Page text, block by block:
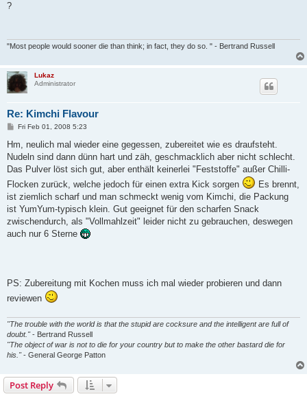
?
"Most people would sooner die than think; in fact, they do so. " - Bertrand Russell
Lukaz
Administrator
Re: Kimchi Flavour
P
s
Fri Feb 01, 2008 5:23
Hm, neulich mal wieder eine gegessen, zubereitet wie es draufsteht.
Nudeln sind dann dünn hart und zäh, geschmacklich aber nicht schlecht.
Das Pulver löst sich gut, aber enthält keinerlei "Feststoffe" außer Chilli-
Flocken zurück, welche jedoch für einen extra Kick sorgen
Es brennt,
ist ziemlich scharf und man schmeckt wenig vom Kimchi, die Packung
ist YumYum-typisch klein. Gut geeignet für den scharfen Snack
zwischendurch, als "Vollmahlzeit" leider nicht zu gebrauchen, deswegen
auch nur 6 Sterne
PS: Zubereitung mit Kochen muss ich mal wieder probieren und dann
reviewen
"The trouble with the world is that the stupid are cocksure and the intelligent are full of
doubt."- Bertrand Russell
"The object of war is not to die for your country but to make the other bastard die for
his."- General George Patton
Post Reply